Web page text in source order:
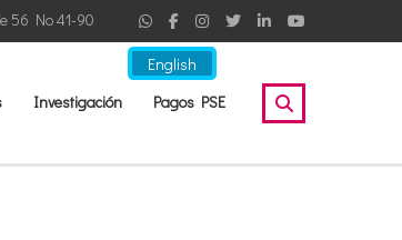
English
56 No 41-90
Investigación Pagos PSE